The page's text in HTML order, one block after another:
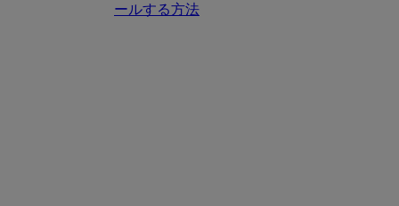
ールする方法